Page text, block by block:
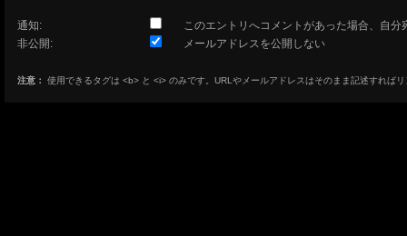
通知:
このエントリへコメントがあった場合、自分
非公開:
メールアドレスを公開しない
注意： 使用できるタグは <b> と <i> のみです。URLやメールアドレスはそのまま記述すれば